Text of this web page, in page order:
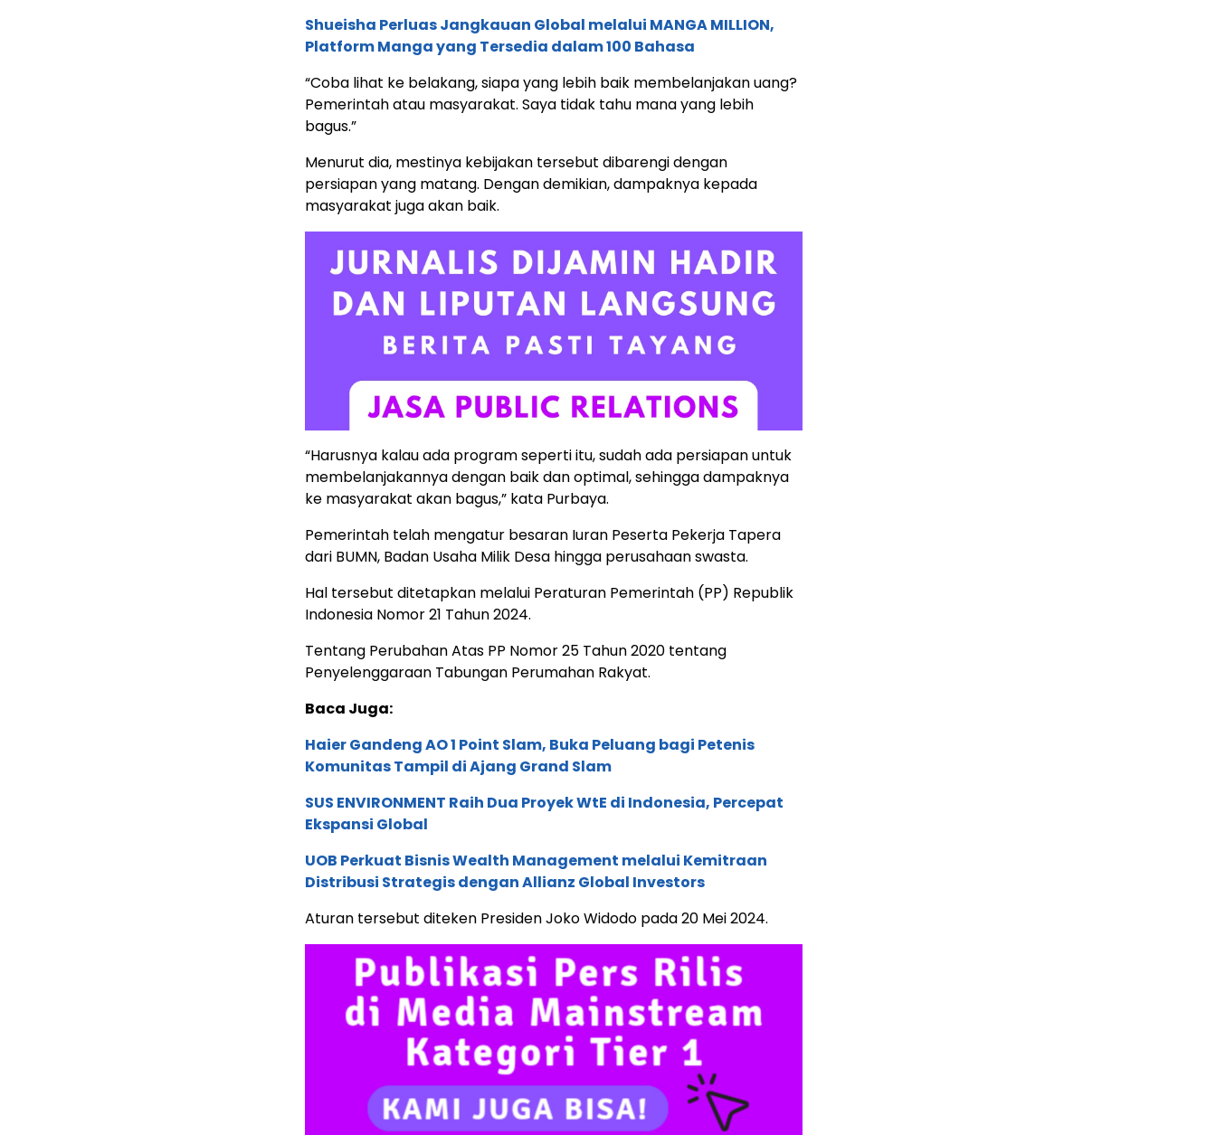
Shueisha Perluas Jangkauan Global melalui MANGA MILLION,
Platform Manga yang Tersedia dalam 100 Bahasa
“Coba lihat ke belakang, siapa yang lebih baik membelanjakan uang?
Pemerintah atau masyarakat. Saya tidak tahu mana yang lebih
bagus.”
Menurut dia, mestinya kebijakan tersebut dibarengi dengan
persiapan yang matang. Dengan demikian, dampaknya kepada
masyarakat juga akan baik.
“Harusnya kalau ada program seperti itu, sudah ada persiapan untuk
membelanjakannya dengan baik dan optimal, sehingga dampaknya
ke masyarakat akan bagus,” kata Purbaya.
Pemerintah telah mengatur besaran Iuran Peserta Pekerja Tapera
dari BUMN, Badan Usaha Milik Desa hingga perusahaan swasta.
Hal tersebut ditetapkan melalui Peraturan Pemerintah (PP) Republik
Indonesia Nomor 21 Tahun 2024.
Tentang Perubahan Atas PP Nomor 25 Tahun 2020 tentang
Penyelenggaraan Tabungan Perumahan Rakyat.
Baca Juga:
Haier Gandeng AO 1 Point Slam, Buka Peluang bagi Petenis
Komunitas Tampil di Ajang Grand Slam
SUS ENVIRONMENT Raih Dua Proyek WtE di Indonesia, Percepat
Ekspansi Global
UOB Perkuat Bisnis Wealth Management melalui Kemitraan
Distribusi Strategis dengan Allianz Global Investors
Aturan tersebut diteken Presiden Joko Widodo pada 20 Mei 2024.